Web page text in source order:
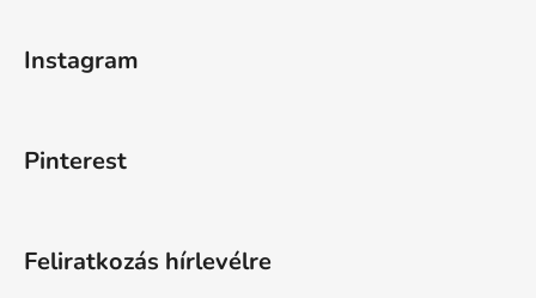
Instagram
Pinterest
Feliratkozás hírlevélre